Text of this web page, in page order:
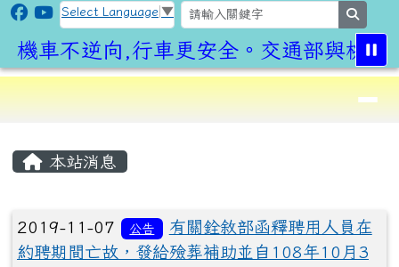
跳至主內容區
CLPS Site
Select Language ▼
機車不逆向,行車更安全。交通部與桃園
⏸
導覽列
本站消息
文章列表
2019-11-07 公告
有關銓敘部函釋聘用人員在
約聘期間亡故，發給殮葬補助並自108年10月3